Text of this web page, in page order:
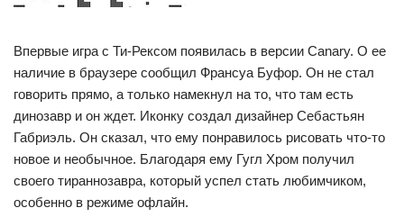
Впервые игра с Ти-Рексом появилась в версии Canary. О ее
наличие в браузере сообщил Франсуа Буфор. Он не стал
говорить прямо, а только намекнул на то, что там есть
динозавр и он ждет. Иконку создал дизайнер Себастьян
Габриэль. Он сказал, что ему понравилось рисовать что-то
новое и необычное. Благодаря ему Гугл Хром получил
своего тираннозавра, который успел стать любимчиком,
особенно в режиме офлайн.